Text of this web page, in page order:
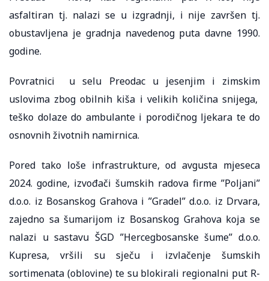
asfaltiran tj. nalazi se u izgradnji, i nije završen tj.
obustavljena je gradnja navedenog puta davne 1990.
godine.
Povratnici u selu Preodac u jesenjim i zimskim
uslovima zbog obilnih kiša i velikih količina snijega,
teško dolaze do ambulante i porodičnog ljekara te do
osnovnih životnih namirnica.
Pored tako loše infrastrukture, od avgusta mjeseca
2024. godine, izvođači šumskih radova firme ’’Poljani’’
d.o.o. iz Bosanskog Grahova i ’’Gradel’’ d.o.o. iz Drvara,
zajedno sa šumarijom iz Bosanskog Grahova koja se
nalazi u sastavu ŠGD ’’Hercegbosanske šume’’ d.o.o.
Kupresa, vršili su sječu i izvlačenje šumskih
sortimenata (oblovine) te su blokirali regionalni put R-